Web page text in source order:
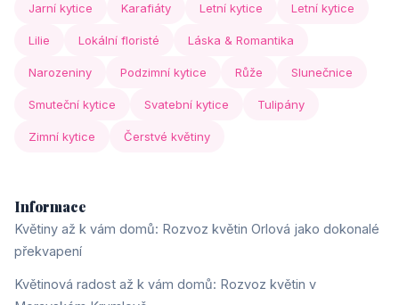
Jarní kytice Karafiáty Letní kytice Letní kytice
Lilie Lokální floristé Láska & Romantika
Narozeniny Podzimní kytice Růže Slunečnice
Smuteční kytice Svatební kytice Tulipány
Zimní kytice Čerstvé květiny
Informace
Květiny až k vám domů: Rozvoz květin Orlová jako dokonalé
překvapení
Květinová radost až k vám domů: Rozvoz květin v